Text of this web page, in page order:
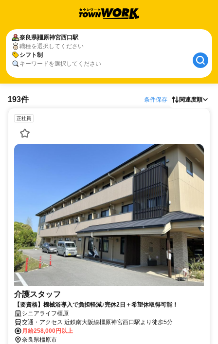
奈良県橿原神宮西口駅
職種を選択してください
シフト制
キーワードを選択してください
193件 条件保存 関連度順
正社員
介護スタッフ
【要資格】機械浴導入で負担軽減♪完休2日＋希望休取得可能！
シニアライフ橿原
交通・アクセス 近鉄南大阪線橿原神宮西口駅より徒歩5分
月給258,000円以上
奈良県橿原市